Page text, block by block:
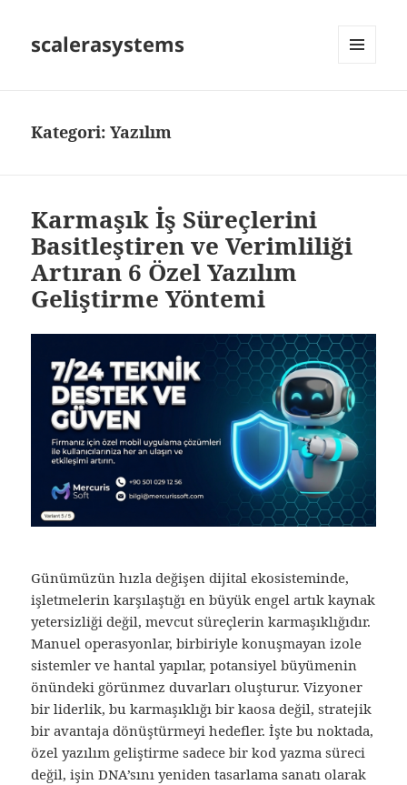
scalerasystems
Kategori:Yazılım
Karmaşık İş Süreçlerini
Basitleştiren ve Verimliliği
Artıran 6 Özel Yazılım
Geliştirme Yöntemi
Günümüzün hızla değişen dijital ekosisteminde,
işletmelerin karşılaştığı en büyük engel artık kaynak
yetersizliği değil, mevcut süreçlerin karmaşıklığıdır.
Manuel operasyonlar, birbiriyle konuşmayan izole
sistemler ve hantal yapılar, potansiyel büyümenin
önündeki görünmez duvarları oluşturur. Vizyoner
bir liderlik, bu karmaşıklığı bir kaosa değil, stratejik
bir avantaja dönüştürmeyi hedefler. İşte bu noktada,
özel yazılım geliştirme sadece bir kod yazma süreci
değil, işin DNA’sını yeniden tasarlama sanatı olarak